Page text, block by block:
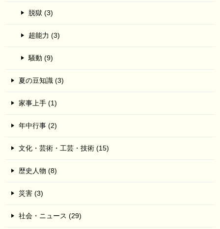
脱獄 (3)
超能力 (3)
騒動 (9)
夏の豆知識 (3)
家事上手 (1)
年中行事 (2)
文化・芸術・工芸・技術 (15)
歴史人物 (8)
災害 (3)
社会・ニュース (29)